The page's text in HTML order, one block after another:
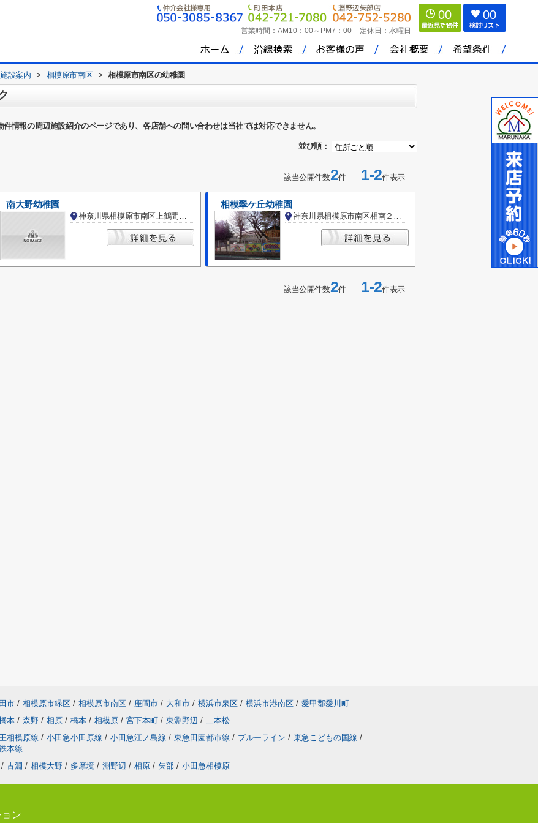
営業時間： AM10：00～PM7：00 定休日： 水曜日
00 00
設案内 > 相模原市南区 > 相模原市南区の幼稚園
情報の周辺施設紹介のページであり、各店舗への問い合わせは当社では対応できません。
並び順：
該当公開件数2件1-2件表示
南大野幼稚園
神奈川県相模原市南区上鶴間１丁目
相模翠ケ丘幼稚園
神奈川県相模原市南区相南２丁目
該当公開件数2件1-2件表示
市 / 相模原市緑区 / 相模原市南区 / 座間市 / 大和市 / 横浜市泉区 / 横浜市港南区 / 愛甲郡愛川町
本 / 森野 / 相原 / 橋本 / 相模原 / 宮下本町 / 東淵野辺 / 二本松
相模原線 / 小田急小田原線 / 小田急江ノ島線 / 東急田園都市線 / ブルーライン / 東急こどもの国線 /
本線
/ 古淵 / 相模大野 / 多摩境 / 淵野辺 / 相原 / 矢部 / 小田急相模原
ン